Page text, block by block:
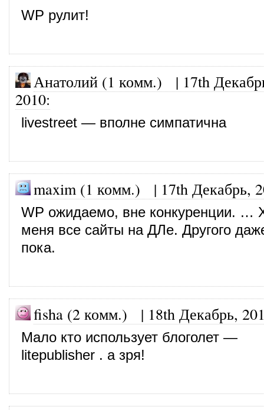
WP рулит!
Анатолий (1 комм.) | 17th
2010:
livestreet — вполне симпатична
maxim (1 комм.) | 17th Декабрь,
WP ожидаемо, вне конкуренции. …
меня все сайты на ДЛе. Другого
пока.
fisha (2 комм.) | 18th Декабрь,
Мало кто использует блоголет —
litepublisher . а зря!